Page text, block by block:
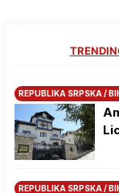
REPUBLIKA SRPSKA /
REPUBLIKA SRPSKA /